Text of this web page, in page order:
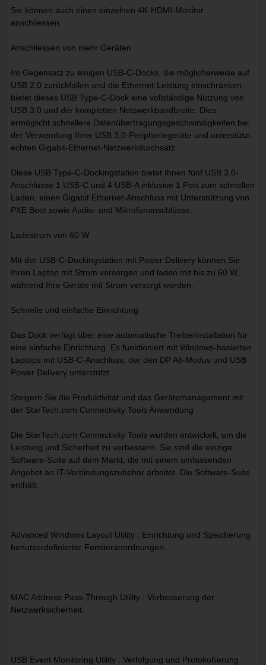
Sie können auch einen einzelnen 4K-HDMI-Monitor
anschliessen.
Anschliessen von mehr Geräten
Im Gegensatz zu einigen USB-C-Docks, die möglicherweise auf
USB 2.0 zurückfallen und die Ethernet-Leistung einschränken,
bietet dieses USB Type-C-Dock eine vollständige Nutzung von
USB 3.0 und der kompletten Netzwerkbandbreite. Dies
ermöglicht schnellere Datenübertragungsgeschwindigkeiten bei
der Verwendung Ihrer USB 3.0-Peripheriegeräte und unterstützt
echten Gigabit-Ethernet-Netzwerkdurchsatz.
Diese USB Type-C-Dockingstation bietet Ihnen fünf USB 3.0-
Anschlüsse 1 USB-C und 4 USB-A inklusive 1 Port zum schnellen
Laden, einen Gigabit Ethernet-Anschluss mit Unterstützung von
PXE Boot sowie Audio- und Mikrofonanschlüsse.
Ladestrom von 60 W
Mit der USB-C-Dockingstation mit Power Delivery können Sie
Ihren Laptop mit Strom versorgen und laden mit bis zu 60 W,
während Ihre Geräte mit Strom versorgt werden.
Schnelle und einfache Einrichtung
Das Dock verfügt über eine automatische Treiberinstallation für
eine einfache Einrichtung. Es funktioniert mit Windows-basierten
Laptops mit USB-C-Anschluss, der den DP Alt-Modus und USB
Power Delivery unterstützt.
Steigern Sie die Produktivität und das Gerätemanagement mit
der StarTech.com Connectivity Tools Anwendung
Die StarTech.com Connectivity Tools wurden entwickelt, um die
Leistung und Sicherheit zu verbessern. Sie sind die einzige
Software-Suite auf dem Markt, die mit einem umfassenden
Angebot an IT-Verbindungszubehör arbeitet. Die Software-Suite
enthält:
Advanced Windows Layout Utility : Einrichtung und Speicherung
benutzerdefinierter Fensteranordnungen.
MAC Address Pass-Through Utility : Verbesserung der
Netzwerksicherheit.
USB Event Monitoring Utility : Verfolgung und Protokollierung